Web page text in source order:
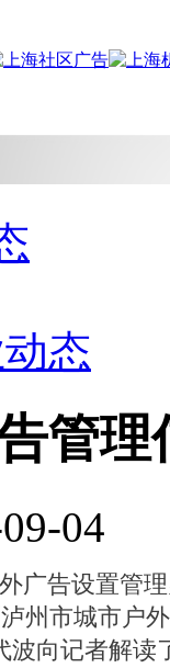
态
管理
09-04
广告设置管
州市城市户
波向记者解读